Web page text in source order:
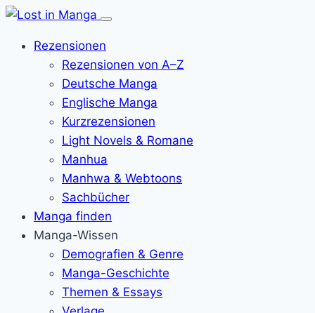
Menü
Rezensionen
Rezensionen von A–Z
Deutsche Manga
Englische Manga
Kurzrezensionen
Light Novels & Romane
Manhua
Manhwa & Webtoons
Sachbücher
Manga finden
Manga-Wissen
Demografien & Genre
Manga-Geschichte
Themen & Essays